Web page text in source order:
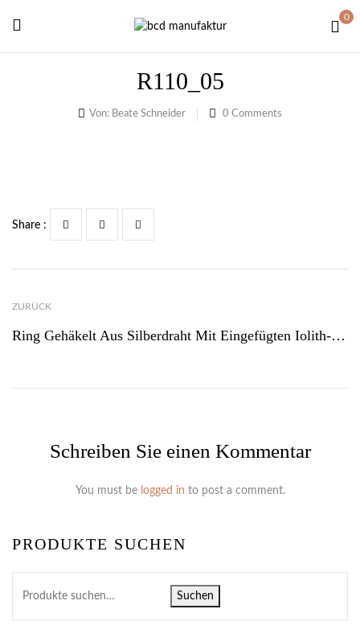
0
R110_05
Von: Beate Schneider 0 Comments
PRODUKTE SUCHEN
Suchen
Share :
ZURÜCK
Ring Gehäkelt Aus Silberdraht Mit Eingefügten Iolith-Steinen
Schreiben Sie einen Kommentar
You must be logged in to post a comment.